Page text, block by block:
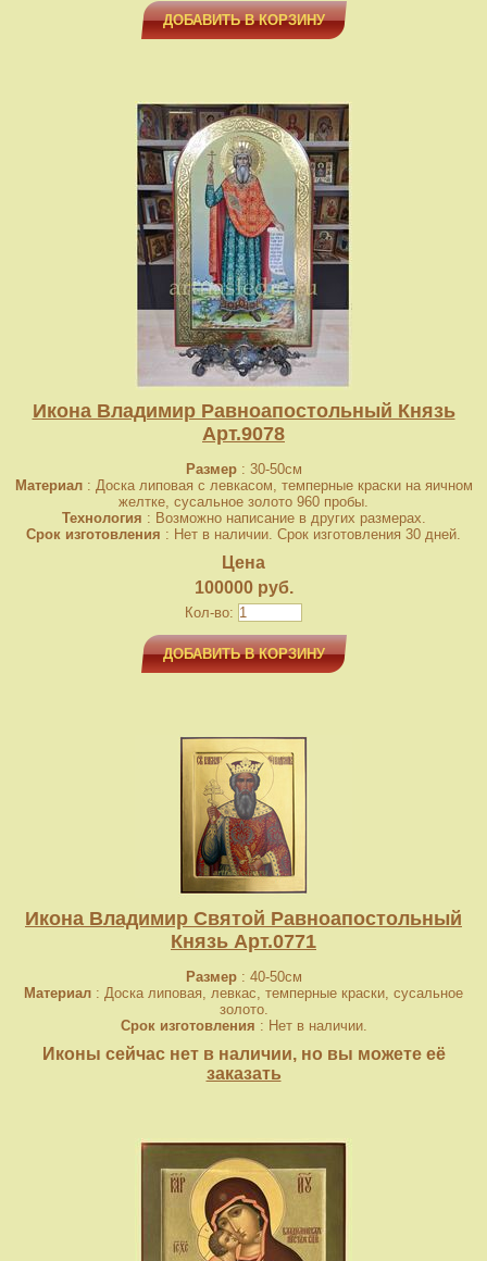
ДОБАВИТЬ В КОРЗИНУ
Икона Владимир Равноапостольный Князь
Арт.9078
Размер: 30-50см
Материал: Доска липовая с левкасом, темперные краски на яичном
желтке, сусальное золото 960 пробы.
Технология : Возможно написание в других размерах.
Срок изготовления : Нет в наличии. Срок изготовления 30 дней.
Цена
100000 руб.
Кол-во:
ДОБАВИТЬ В КОРЗИНУ
Икона Владимир Святой Равноапостольный
Князь Арт.0771
Размер: 40-50см
Материал : Доска липовая, левкас, темперные краски, сусальное
золото.
Срок изготовления : Нет в наличии.
Иконы сейчас нет в наличии, но вы можете её
заказать